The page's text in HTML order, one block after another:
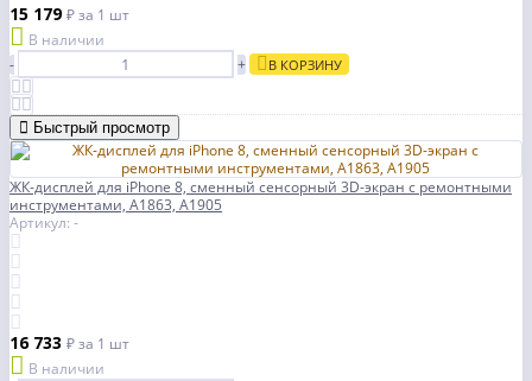
15 179₽за 1 шт
В наличии
-
+ В КОРЗИНУ
Быстрый просмотр
ЖК-дисплей для iPhone 8, сменный сенсорный 3D-экран с ремонтными
инструментами, A1863, A1905
Артикул: -
16 733 ₽за 1 шт
В наличии